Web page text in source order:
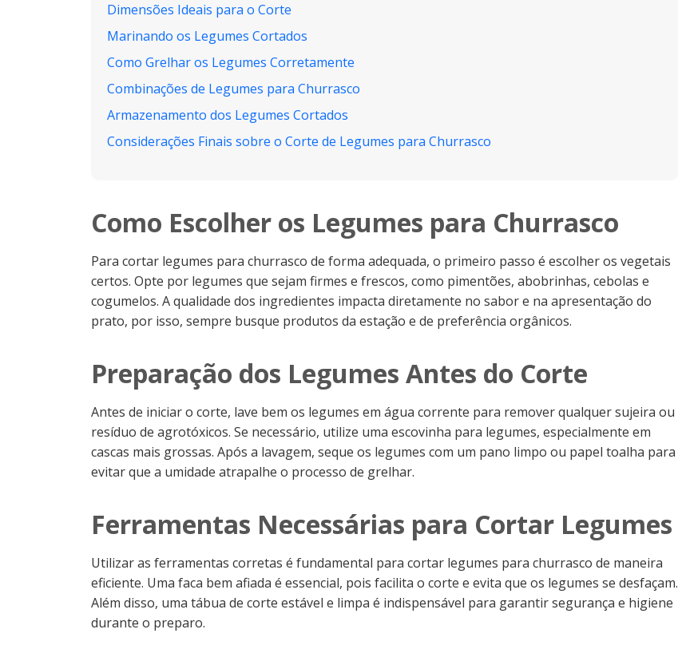
Dimensões Ideais para o Corte
Marinando os Legumes Cortados
Como Grelhar os Legumes Corretamente
Combinações de Legumes para Churrasco
Armazenamento dos Legumes Cortados
Considerações Finais sobre o Corte de Legumes para Churrasco
Como Escolher os Legumes para Churrasco
Para cortar legumes para churrasco de forma adequada, o primeiro passo é escolher os vegetais
certos. Opte por legumes que sejam firmes e frescos, como pimentões, abobrinhas, cebolas e
cogumelos. A qualidade dos ingredientes impacta diretamente no sabor e na apresentação do
prato, por isso, sempre busque produtos da estação e de preferência orgânicos.
Preparação dos Legumes Antes do Corte
Antes de iniciar o corte, lave bem os legumes em água corrente para remover qualquer sujeira ou
resíduo de agrotóxicos. Se necessário, utilize uma escovinha para legumes, especialmente em
cascas mais grossas. Após a lavagem, seque os legumes com um pano limpo ou papel toalha para
evitar que a umidade atrapalhe o processo de grelhar.
Ferramentas Necessárias para Cortar Legumes
Utilizar as ferramentas corretas é fundamental para cortar legumes para churrasco de maneira
eficiente. Uma faca bem afiada é essencial, pois facilita o corte e evita que os legumes se desfaçam.
Além disso, uma tábua de corte estável e limpa é indispensável para garantir segurança e higiene
durante o preparo.